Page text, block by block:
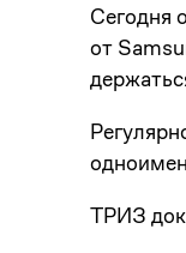
Сегодня
от
ТРИЗ